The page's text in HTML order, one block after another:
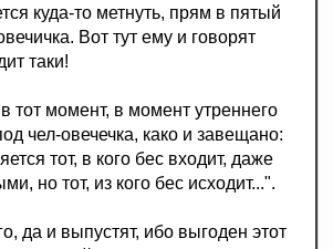
куда-то метнуть, прям в пятый
Вот тут ему и говорят
таки!
тот момент, в момент утреннего
чел-овечечка, како и завещано:
тот, в кого бес входит, даже
но тот, из кого бес исходит...".
да и выпустят, ибо выгоден этот